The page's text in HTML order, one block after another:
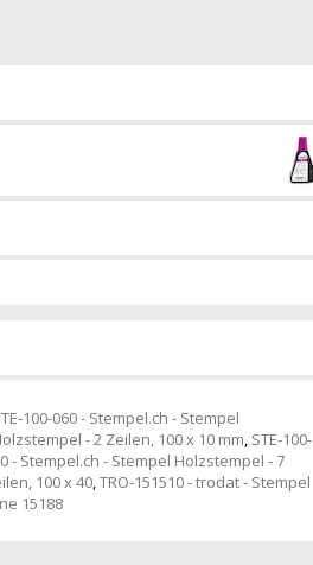
100-060 - Stempel.ch - Stempel
- 2 Zeilen, 100 x 10 mm, STE-100-
- Stempel.ch - Stempel Holzstempel - 7
100 x 40,TRO-151510 - trodat - Stempel
15188